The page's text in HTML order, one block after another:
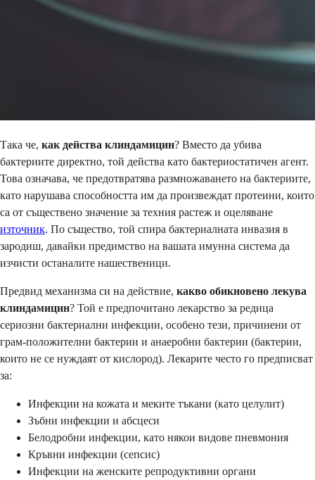
Така че, как действа клиндамицин? Вместо да убива
бактериите директно, той действа като бактериостатичен агент.
Това означава, че предотвратява размножаването на бактериите,
като нарушава способността им да произвеждат протеини, които
са от съществено значение за техния растеж и оцеляване
източник. По същество, той спира бактериалната инвазия в
зародиш, давайки предимство на вашата имунна система да
изчисти останалите нашественици.
Предвид механизма си на действие, какво обикновено лекува
клиндамицин? Той е предпочитано лекарство за редица
сериозни бактериални инфекции, особено тези, причинени от
грам-положителни бактерии и анаеробни бактерии (бактерии,
които не се нуждаят от кислород). Лекарите често го предписват
за:
Инфекции на кожата и меките тъкани (като целулит)
Зъбни инфекции и абсцеси
Белодробни инфекции, като някои видове пневмония
Кръвни инфекции (сепсис)
Инфекции на женските репродуктивни органи